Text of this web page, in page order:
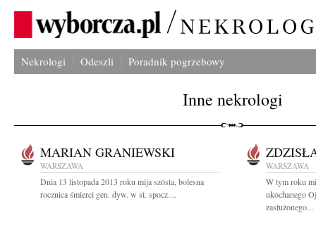
Nekrologi Odeszli Poradnik pogrzebowy
Inne nekrologi
MARIAN GRANIEWSKI
WARSZAWA
Dnia 13 listopada 2013 roku mija szósta, bolesna
rocznica śmierci gen. dyw. w st. spocz....
WARSZAWA
W tym roku
ukochanego
zasłużonego...